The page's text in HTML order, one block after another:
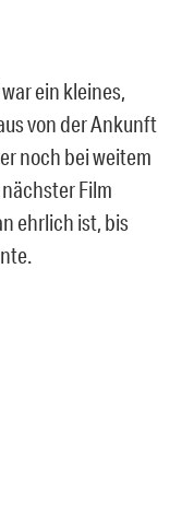
ein kleines,
von der Ankunft
noch bei weitem
Film
ehrlich ist, bis